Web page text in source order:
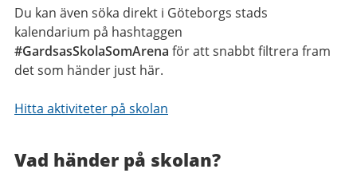
Du kan även söka direkt i Göteborgs stads
kalendarium på hashtaggen
#GardsasSkolaSomArena för att snabbt filtrera fram
det som händer just här.
Hitta aktiviteter på skolan
Vad händer på skolan?